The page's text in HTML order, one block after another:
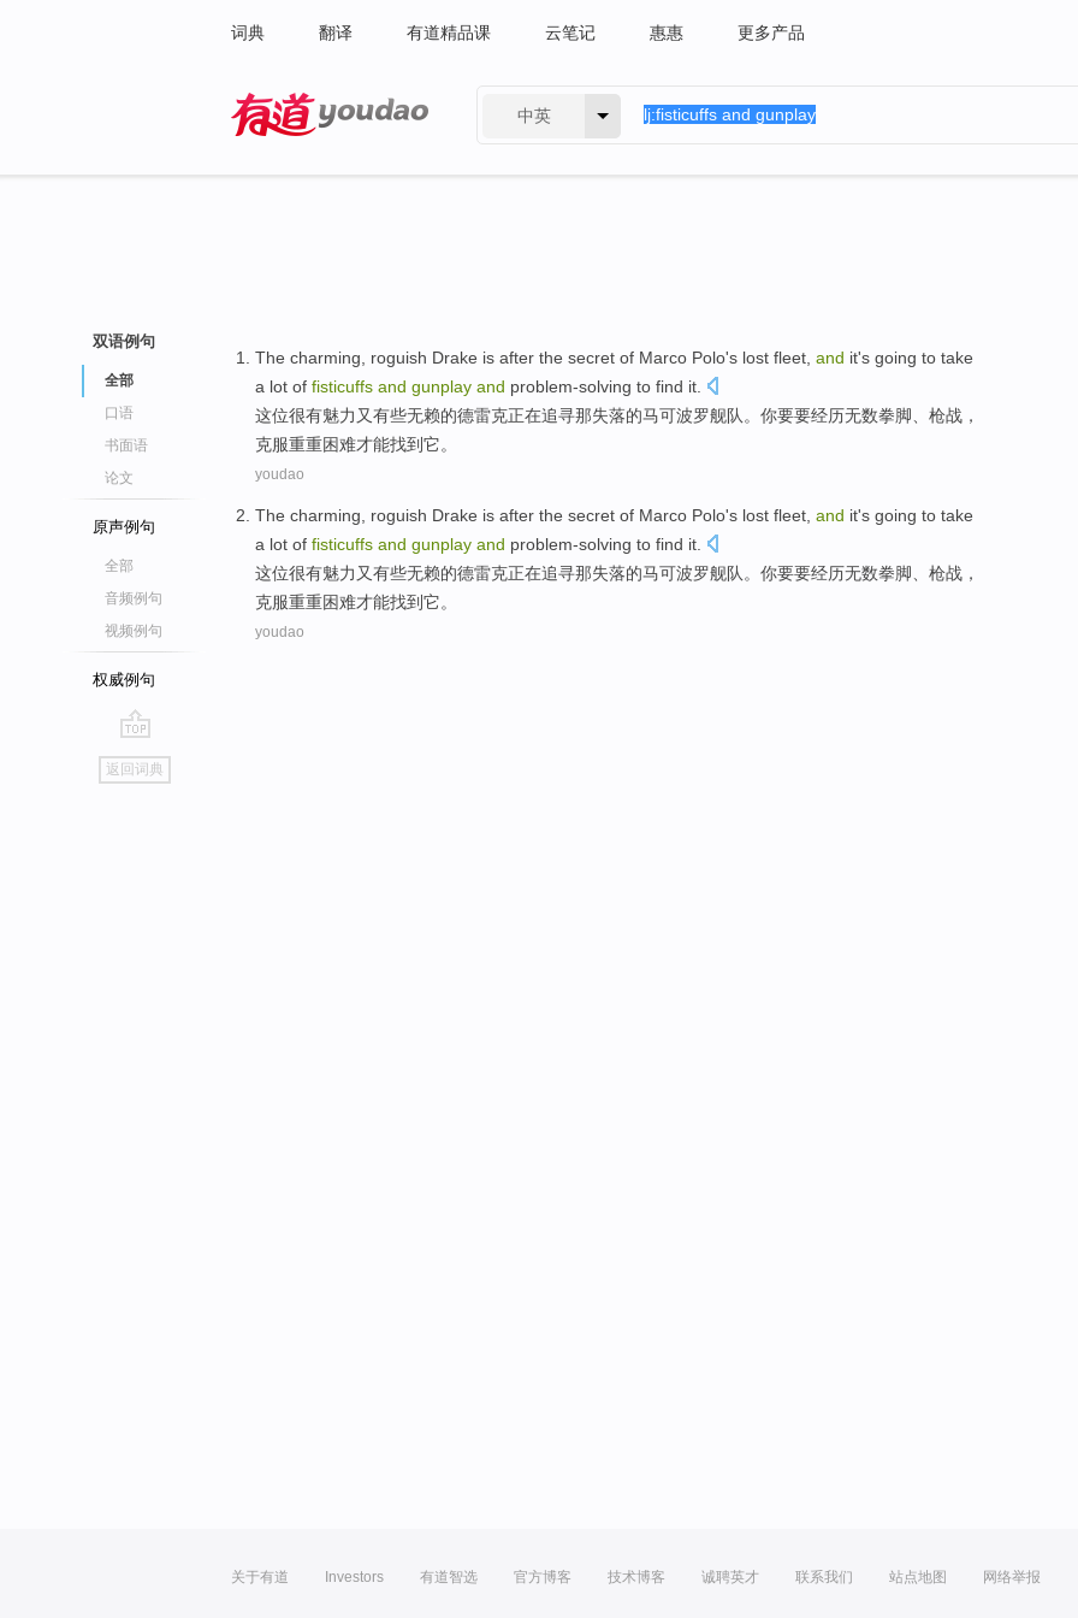
词典 翻译 有道精品课 云笔记 惠惠 更多产品
中英
双语例句
全部
口语
书面语
论文
原声例句
全部
音频例句
视频例句
权威例句
go
top
返回词典
The charming roguish Drake is after the secret of Marco Polo's lost fleet and it's going to take
a lot of fisticuffs and gunplay and problem-solving to find it
这位很有魅力 又有些无赖的德雷克正在追寻那失落的马可波罗舰队 。你要要经历无数拳脚 枪战 ，
克服重重困难才能找到它。
youdao
The charming roguish Drake is after the secret of Marco Polo's lost fleet and it's going to take
a lot of fisticuffs and gunplay and problem-solving to find it
这位很有魅力 又有些无赖的德雷克正在追寻那失落的马可波罗舰队 。你要要经历无数拳脚 枪战 ，
克服重重困难才能找到它。
youdao
关于有道 Investors 有道智选 官方博客 技术博客 诚聘英才 联系我们 站点地图 网络举报